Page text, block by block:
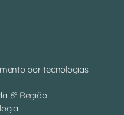
por tecnologias
6ª Região